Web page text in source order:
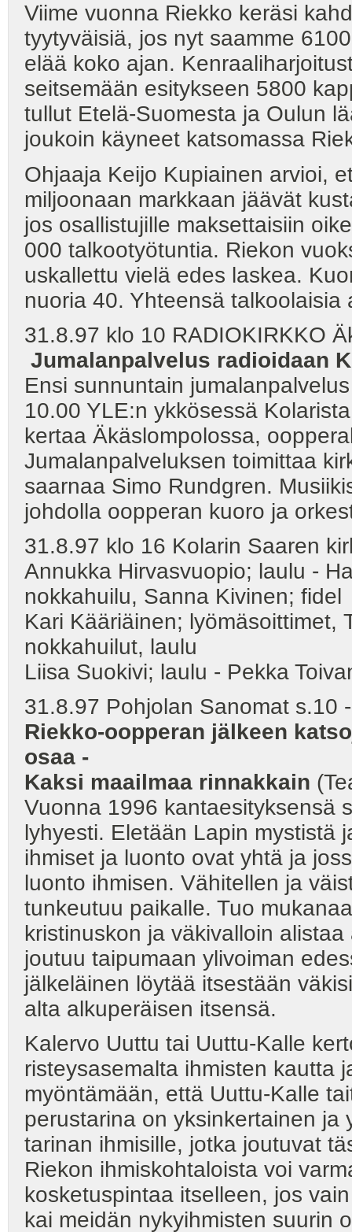
Viime vuonna Riekko keräsi
tyytyväisiä, jos nyt saamme
elää koko ajan.
seitsemään esitykseen 5800
tullut Etelä-Suomesta ja Oulun
joukoin käyneet katsomassa
Ohjaaja Keijo Kupiainen arvioi,
miljoonaan markkaan jäävät
jos osallistujille maksettaisiin
000 talkootyötuntia. Riekon
uskallettu vielä edes laskea.
nuoria 40. Yhteensä
31.8.97 klo 10 RADIOKIRKKO
Jumalanpalvelus radioidaan
Ensi sunnuntain
10.00 YLE:n ykkösessä
kertaa Äkäslompolossa,
Jumalanpalveluksen toimittaa
saarnaa Simo Rundgren.
johdolla oopperan kuoro ja
31.8.97 klo 16 Kolarin Saaren
Annukka Hirvasvuopio; laulu -
nokkahuilu, Sanna Kivinen; fidel
Kari Kääriäinen; lyömäsoittimet,
nokkahuilut, laulu
Liisa Suokivi; laulu - Pekka
31.8.97 Pohjolan Sanomat s.10
Riekko-oopperan jälkeen
osaa -
Kaksi maailmaa rinnakkain
Vuonna 1996 kantaesityksensä
lyhyesti. Eletään Lapin mystistä
ihmiset ja luonto ovat yhtä ja
luonto ihmisen. Vähitellen ja
tunkeutuu paikalle. Tuo
kristinuskon ja väkivalloin
joutuu taipumaan ylivoiman
jälkeläinen löytää itsestään
alta alkuperäisen itsensä.
Kalervo Uuttu tai Uuttu-Kalle
risteysasemalta ihmisten kautta
myöntämään, että Uuttu-Kalle
perustarina on yksinkertainen ja
tarinan ihmisille, jotka joutuvat
Riekon ihmiskohtaloista voi
kosketuspintaa itselleen, jos
kai meidän nykyihmisten suurin